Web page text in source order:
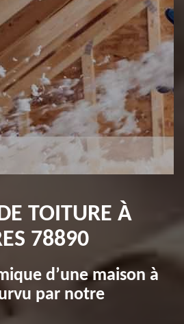
TOITURE À
78890
d’une maison à
par notre